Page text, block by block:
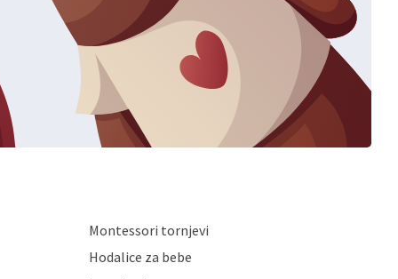
Montessori tornjevi
Hodalice za bebe